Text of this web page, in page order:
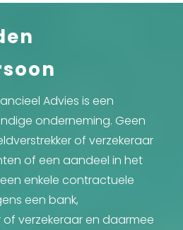
Advies is een
onderneming. Geen
of verzekeraar
of een aandeel in het
enkele contractuele
een bank,
of verzekeraar en daarmee